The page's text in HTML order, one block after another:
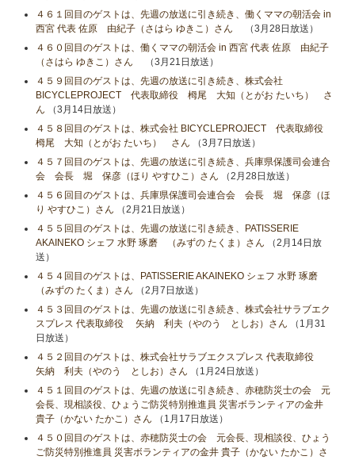
４６１回目のゲストは、先週の放送に引き続き、働くママの朝活会 in
西宮 代表 佐原 由紀子（さはら ゆきこ）さん
（3月28日放送）
４６０回目のゲストは、働くママの朝活会 in 西宮 代表 佐原 由紀子
（さはら ゆきこ）さん
（3月21日放送）
４５９回目のゲストは、先週の放送に引き続き、株式会社
BICYCLEPROJECT 代表取締役 栂尾 大知（とがお たいち） さ
ん （3月14日放送）
４５８回目のゲストは、株式会社 BICYCLEPROJECT 代表取締役
栂尾 大知（とがお たいち） さん （3月7日放送）
４５７回目のゲストは、先週の放送に引き続き、兵庫県保護司会連合
会 会長 堀 保彦（ほり やすひこ）さん （2月28日放送）
４５６回目のゲストは、兵庫県保護司会連合会 会長 堀 保彦（ほ
り やすひこ）さん （2月21日放送）
４５５回目のゲストは、先週の放送に引き続き、PATISSERIE
AKAINEKO シェフ 水野 琢磨 （みずの たくま）さん （2月14日放
送）
４５４回目のゲストは、PATISSERIE AKAINEKO シェフ 水野 琢磨
（みずの たくま）さん （2月7日放送）
４５３回目のゲストは、先週の放送に引き続き、株式会社サラブエク
スプレス 代表取締役 矢納 利夫（やのう としお）さん （1月31
日放送）
４５２回目のゲストは、株式会社サラブエクスプレス 代表取締役
矢納 利夫（やのう としお）さん （1月24日放送）
４５１回目のゲストは、先週の放送に引き続き、赤穂防災士の会 元
会長、現相談役、ひょうご防災特別推進員 災害ボランティアの金井
貴子（かない たかこ）さん （1月17日放送）
４５０回目のゲストは、赤穂防災士の会 元会長、現相談役、ひょう
ご防災特別推進員 災害ボランティアの金井 貴子（かない たかこ）さ